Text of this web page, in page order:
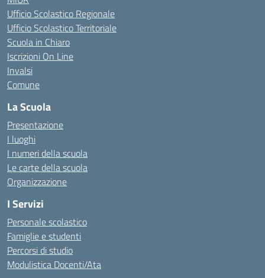
Ufficio Scolastico Regionale
Ufficio Scolastico Territoriale
Scuola in Chiaro
Iscrizioni On Line
Invalsi
Comune
La Scuola
Presentazione
I luoghi
I numeri della scuola
Le carte della scuola
Organizzazione
I Servizi
Personale scolastico
Famiglie e studenti
Percorsi di studio
Modulistica Docenti/Ata